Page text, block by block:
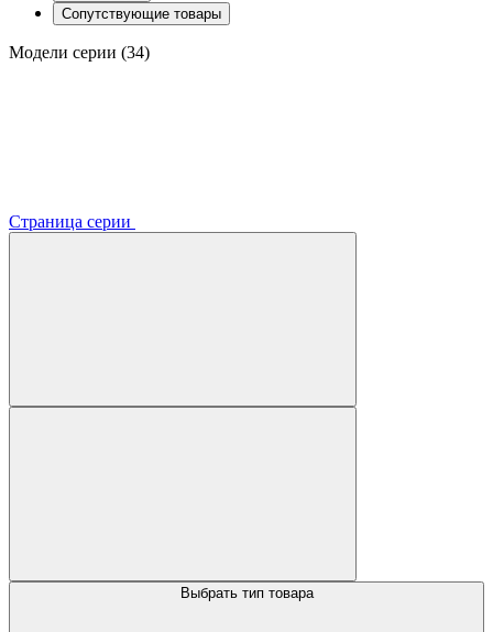
Сопутствующие товары
Модели серии (34)
Страница серии
Выбрать тип товара